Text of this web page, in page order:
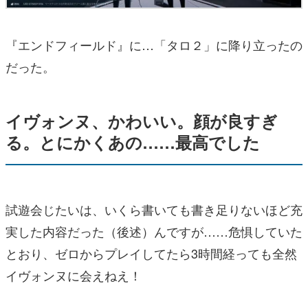
『エンドフィールド』に…「タロ２」に降り立ったの
だった。
イヴォンヌ、かわいい。顔が良すぎ
る。とにかくあの……最高でした
試遊会じたいは、いくら書いても書き足りないほど充
実した内容だった（後述）んですが……危惧していた
とおり、ゼロからプレイしてたら3時間経っても全然
イヴォンヌに会えねえ！